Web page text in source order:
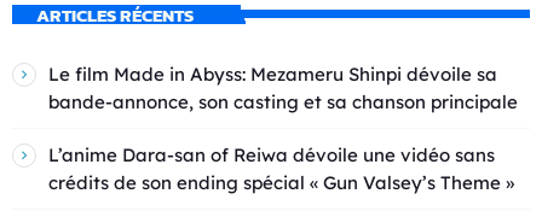
ARTICLES RÉCENTS
Le film Made in Abyss: Mezameru Shinpi dévoile sa
bande-annonce, son casting et sa chanson principale
L’anime Dara-san of Reiwa dévoile une vidéo sans
crédits de son ending spécial « Gun Valsey’s Theme »